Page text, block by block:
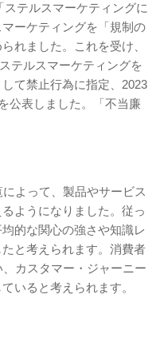
テルスマーケティングに
ーケティングを「規制の
れました。これを受け、
テルスマーケティングを
て禁止行為に指定、2023
公表しました。「不当廉
よって、製品やサービス
ようになりました。従っ
的な関心の強さや知識レ
と考えられます。消費者
カスタマー・ジャーニー
いると考えられます。